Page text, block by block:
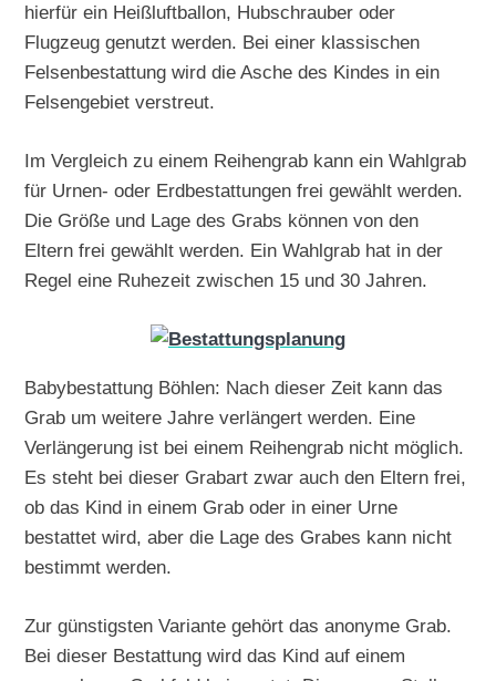
hierfür ein Heißluftballon, Hubschrauber oder
Flugzeug genutzt werden. Bei einer klassischen
Felsenbestattung wird die Asche des Kindes in ein
Felsengebiet verstreut.
Im Vergleich zu einem Reihengrab kann ein Wahlgrab
für Urnen- oder Erdbestattungen frei gewählt werden.
Die Größe und Lage des Grabs können von den
Eltern frei gewählt werden. Ein Wahlgrab hat in der
Regel eine Ruhezeit zwischen 15 und 30 Jahren.
Babybestattung Böhlen: Nach dieser Zeit kann das
Grab um weitere Jahre verlängert werden. Eine
Verlängerung ist bei einem Reihengrab nicht möglich.
Es steht bei dieser Grabart zwar auch den Eltern frei,
ob das Kind in einem Grab oder in einer Urne
bestattet wird, aber die Lage des Grabes kann nicht
bestimmt werden.
Zur günstigsten Variante gehört das anonyme Grab.
Bei dieser Bestattung wird das Kind auf einem